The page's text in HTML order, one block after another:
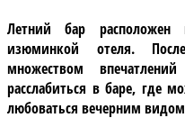
Летний бар
изюминкой отеля.
множеством
расслабиться в баре, где
любоваться вечерним